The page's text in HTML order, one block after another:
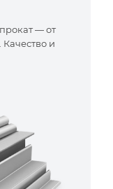
— от
Качество и